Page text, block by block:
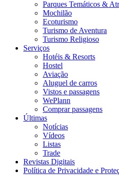
Parques Temáticos &
Mochilão
Ecoturismo
Turismo de Aventura
Turismo Religioso
Serviços
Hotéis & Resorts
Hostel
Aviação
Aluguel de carros
Vistos e passagens
WePlann
Comprar passagens
Últimas
Notícias
Vídeos
Listas
Trade
Revistas Digitais
Política de Privacidade e